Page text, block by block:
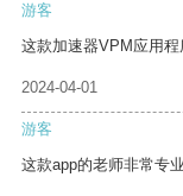
游客
这款加速器VPM应用程
2024-04-01
游客
这款app的老师非常专